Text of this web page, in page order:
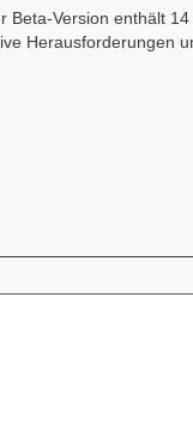
Beta-Version enthält
Herausforderungen